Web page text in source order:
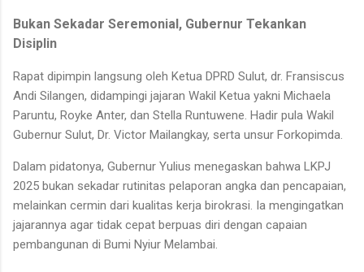
Bukan Sekadar Seremonial, Gubernur Tekankan
Disiplin
​Rapat dipimpin langsung oleh Ketua DPRD Sulut, dr. Fransiscus
Andi Silangen, didampingi jajaran Wakil Ketua yakni Michaela
Paruntu, Royke Anter, dan Stella Runtuwene. Hadir pula Wakil
Gubernur Sulut, Dr. Victor Mailangkay, serta unsur Forkopimda.
​Dalam pidatonya, Gubernur Yulius menegaskan bahwa LKPJ
2025 bukan sekadar rutinitas pelaporan angka dan pencapaian,
melainkan cermin dari kualitas kerja birokrasi. Ia mengingatkan
jajarannya agar tidak cepat berpuas diri dengan capaian
pembangunan di Bumi Nyiur Melambai.